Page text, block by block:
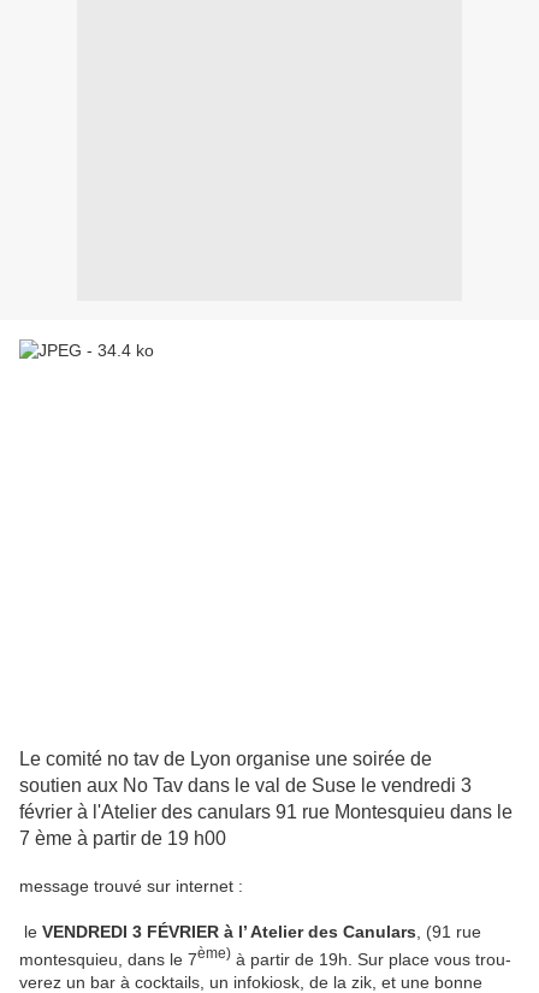
Le comité no tav de Lyon organise une soirée de
soutien aux No Tav dans le val de Suse le vendredi 3
février à l'Atelier des canulars 91 rue Montesquieu dans le
7 ème à partir de 19 h00
message trouvé sur internet :
le VENDREDI 3 FÉVRIER à l’ Atelier des Canulars , (91 rue
mon­tes­quieu, dans le 7ème) à partir de 19h. Sur place vous trou­
ve­rez un bar à cock­tails, un info­kiosk, de la zik, et une bonne